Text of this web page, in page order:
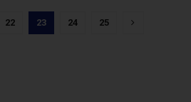
22 23 24 25